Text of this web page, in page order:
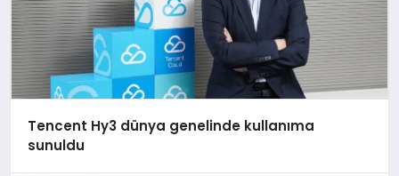
Tencent Hy3 dünya genelinde kullanıma
sunuldu